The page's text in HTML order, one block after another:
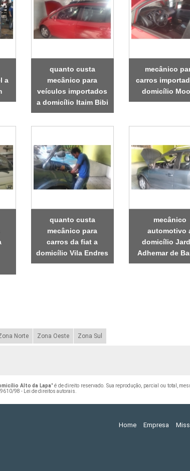
a
quanto custa
mecânico para
veículos importados
a domicílio Itaim Bibi
mecânico
carros
domicílio
quanto custa
mecânico para
carros da fiat a
domicílio Vila Endres
mecânico
automotivo
domicílio
Adhemar de
Norte Zona Oeste Zona Sul
Alto da Lapa" é de direito reservado. Sua reprodução, parcial ou total,
9610/98 - Lei de direitos autorais.
Home Empresa